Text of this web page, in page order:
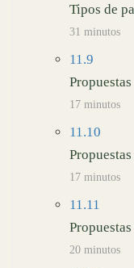
Tipos de
31 minutos
11.9
17 minutos
11.10
17 minutos
11.11
20 minutos